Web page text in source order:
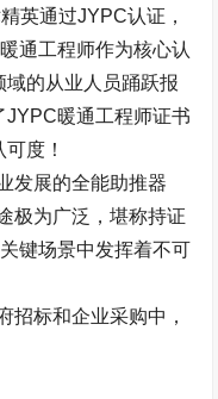
英通过JYPC认证，
通工程师作为核心认
的从业人员踊跃报
JYPC暖通工程师证书
度！
发展的全能助推器
极为广泛，堪称持证
关键场景中发挥着不可
招标和企业采购中，